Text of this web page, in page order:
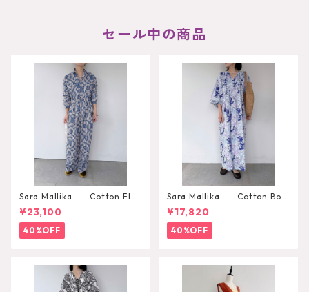
セール中の商品
Sara Mallika Cotton Flo
wer Signal Print All In One
¥23,100
40%OFF
Sara Mallika Cotton Boh
emian Flower Print Dress
¥17,820
40%OFF